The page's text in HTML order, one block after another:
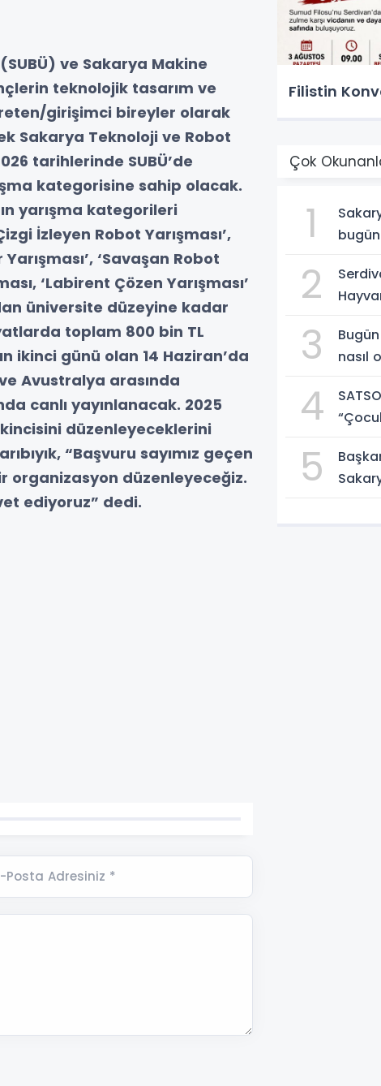
ve Sakarya Makine
teknolojik tasarım ve
girişimci bireyler olarak
Sakarya Teknoloji ve Robot
tarihlerinde SUBÜ’de
kategorisine sahip olacak.
yarışma kategorileri
İzleyen Robot Yarışması’,
‘Savaşan Robot
‘Labirent Çözen Yarışması’
üniversite düzeyine kadar
toplam 800 bin TL
ikinci günü olan 14 Haziran’da
Avustralya arasında
canlı yayınlanacak. 2025
düzenleyeceklerini
“Başvuru sayımız geçen
organizasyon düzenleyeceğiz.
ediyoruz” dedi.
Posta Adresiniz *
Filistin
Çok
1
2
Yuva
3
nasıl
4
5